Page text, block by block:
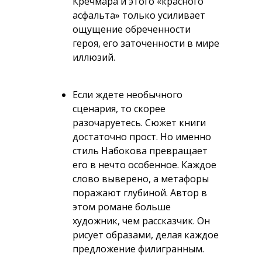
асфальта» только усиливает
ощущение обреченности
героя, его заточенности в мире
иллюзий.
Если ждете необычного
сценария, то скорее
разочаруетесь. Сюжет книги
достаточно прост. Но именно
стиль Набокова превращает
его в нечто особенное. Каждое
слово выверено, а метафоры
поражают глубиной. Автор в
этом романе больше
художник, чем рассказчик. Он
рисует образами, делая каждое
предложение филигранным.